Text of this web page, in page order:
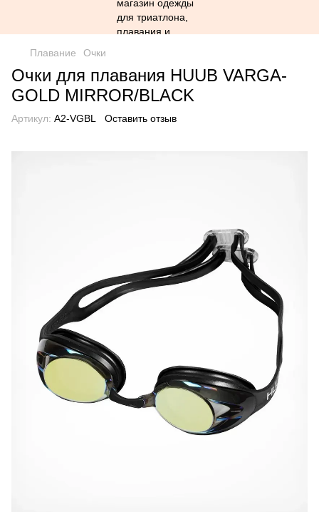
Плавание Очки
Очки для плавания HUUB VARGA-
GOLD MIRROR/BLACK
Артикул: A2-VGBL Оставить отзыв